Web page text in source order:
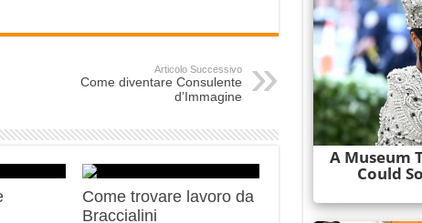
Articolo Successivo
Come diventare Consulente
d’Immagine
Come trovare lavoro da
Braccialini